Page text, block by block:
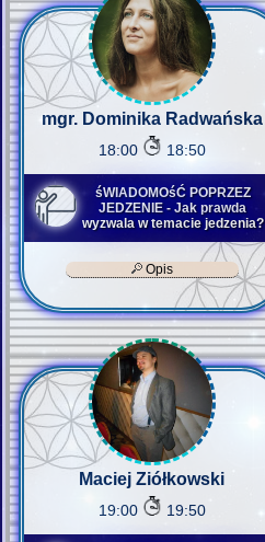
mgr. Dominika Radwańska
18:00 18:50
śWIADOMOśĆ POPRZEZ
JEDZENIE - Jak prawda
wyzwala w temacie jedzenia?
Opis
Maciej Ziółkowski
19:00 19:50